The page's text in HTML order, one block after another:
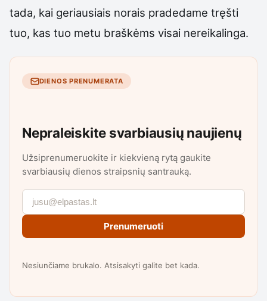
tada, kai geriausiais norais pradedame tręšti
tuo, kas tuo metu braškėms visai nereikalinga.
DIENOS PRENUMERATA
Nepraleiskite svarbiausių naujienų
Užsiprenumeruokite ir kiekvieną rytą gaukite
svarbiausių dienos straipsnių santrauką.
Prenumeruoti
Nesiunčiame brukalo. Atsisakyti galite bet kada.